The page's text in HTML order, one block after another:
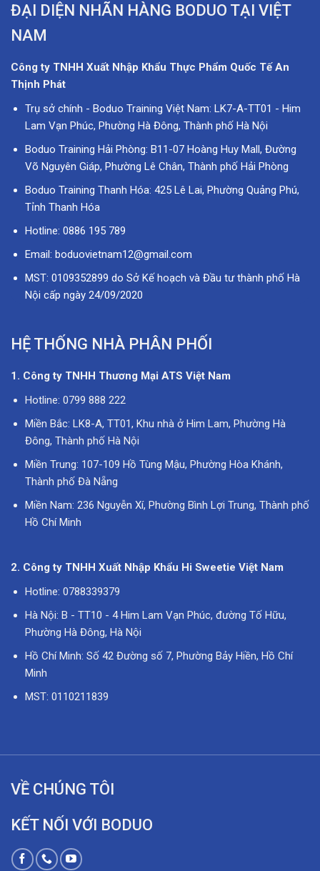
ĐẠI DIỆN NHÃN HÀNG BODUO TẠI VIỆT
NAM
Công ty TNHH Xuất Nhập Khẩu Thực Phẩm Quốc Tế An
Thịnh Phát
Trụ sở chính - Boduo Training Việt Nam: LK7-A-TT01 - Him
Lam Vạn Phúc, Phường Hà Đông, Thành phố Hà Nội
Boduo Training Hải Phòng: B11-07 Hoàng Huy Mall, Đường
Võ Nguyên Giáp, Phường Lê Chân, Thành phố Hải Phòng
Boduo Training Thanh Hóa: 425 Lê Lai, Phường Quảng Phú,
Tỉnh Thanh Hóa
Hotline: 0886 195 789
Email: boduovietnam12@gmail.com
MST: 0109352899 do Sở Kế hoạch và Đầu tư thành phố Hà
Nội cấp ngày 24/09/2020
HỆ THỐNG NHÀ PHÂN PHỐI
1. Công ty TNHH Thương Mại ATS Việt Nam
Hotline: 0799 888 222
Miền Bắc: LK8-A, TT01, Khu nhà ở Him Lam, Phường Hà
Đông, Thành phố Hà Nội
Miền Trung: 107-109 Hồ Tùng Mậu, Phường Hòa Khánh,
Thành phố Đà Nẵng
Miền Nam: 236 Nguyễn Xí, Phường Bình Lợi Trung, Thành phố
Hồ Chí Minh
2. Công ty TNHH Xuất Nhập Khẩu Hi Sweetie Việt Nam
Hotline: 0788339379
Hà Nội: B - TT10 - 4 Him Lam Vạn Phúc, đường Tố Hữu,
Phường Hà Đông, Hà Nội
Hồ Chí Minh: Số 42 Đường số 7, Phường Bảy Hiền, Hồ Chí
Minh
MST: 0110211839
VỀ CHÚNG TÔI
KẾT NỐI VỚI BODUO